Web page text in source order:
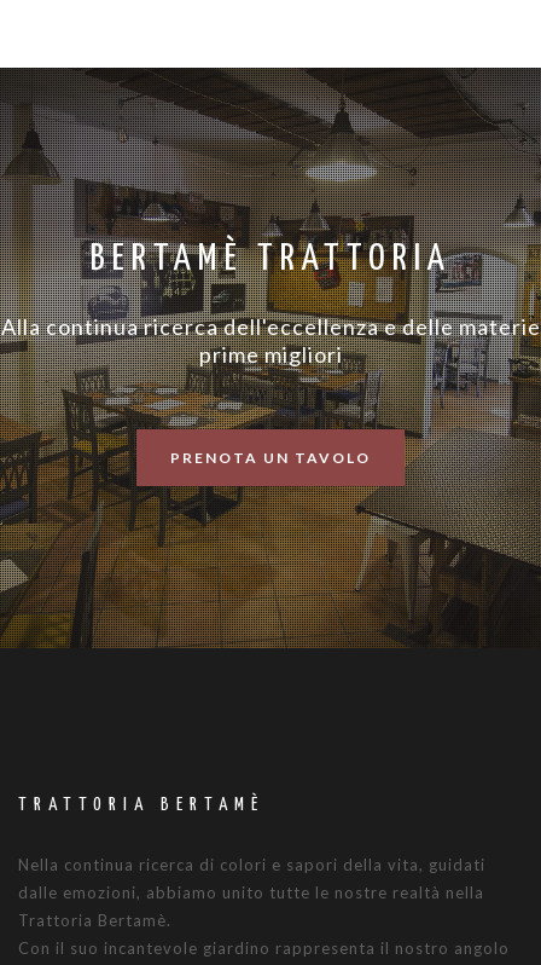
BERTAMÈ TRATTORIA
Alla continua ricerca dell'eccellenza e delle materie
prime migliori
PRENOTA UN TAVOLO
TRATTORIA BERTAMÈ
Nella continua ricerca di colori e sapori della vita, guidati
dalle emozioni, abbiamo unito tutte le nostre realtà nella
Trattoria Bertamè.
Con il suo incantevole giardino rappresenta il nostro angolo